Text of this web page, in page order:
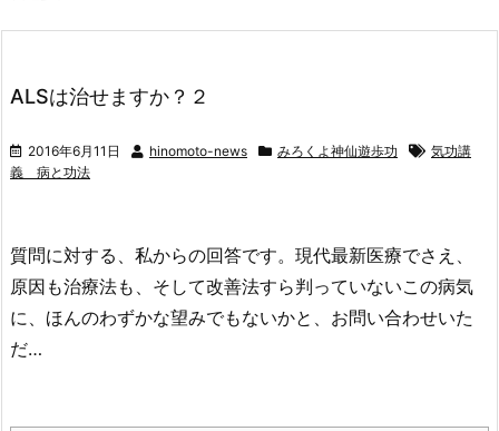
ALSは治せますか？２
2016年6月11日 hinomoto-news みろくよ神仙遊歩功
気功講
義 病と功法
質問に対する、私からの回答です。現代最新医療でさえ、
原因も治療法も、そして改善法すら判っていないこの病気
に、ほんのわずかな望みでもないかと、お問い合わせいた
だ…